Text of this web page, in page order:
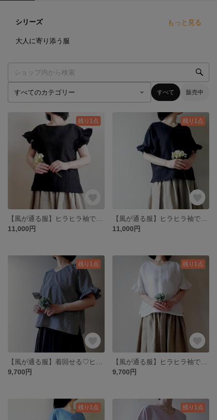
シリーズ もっと見る
大人に寄り添う服
すべて 販売中
残り1点
11,000円
残り1点
11,000円
残り1点
9,700円
残り1点
9,700円
残り1点 残り1点